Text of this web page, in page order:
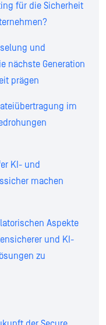
für die Sicherheit
und
nächste Generation
prägen
im
KI- und
machen
Aspekte
und KI-
zu